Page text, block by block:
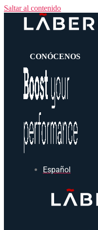
Saltar al contenido
CONÓCENOS
Español